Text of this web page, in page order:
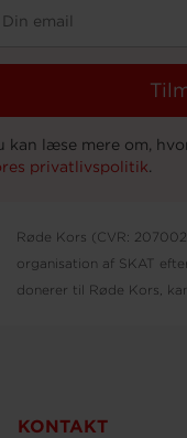
Røde Kors (CVR:
organisation af SKAT
donerer til Røde Kors,
KONTAKT